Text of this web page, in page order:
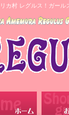
カ村 レグルス！ガー